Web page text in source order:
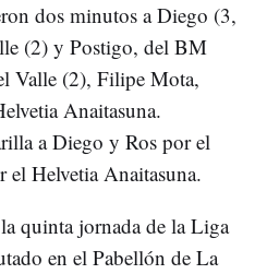
dos minutos a Diego (3,
(2) y Postigo, del BM
Valle (2), Filipe Mota,
Anaitasuna.
a Diego y Ros por el
Helvetia Anaitasuna.
quinta jornada de la Liga
en el Pabellón de La